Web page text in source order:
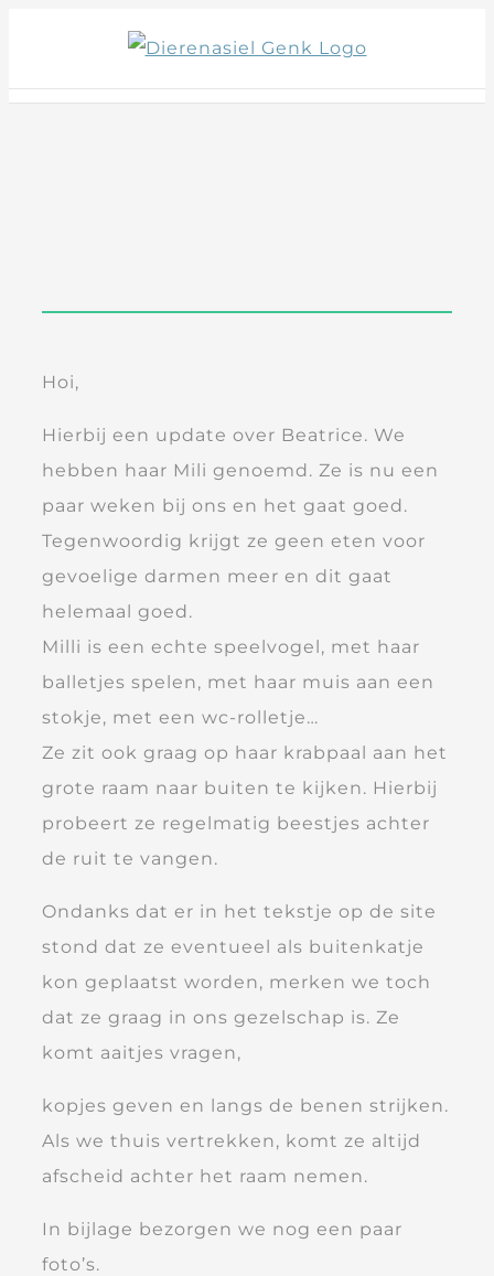
content
Hoi,
Hierbij een update over Beatrice. We
hebben haar Mili genoemd. Ze is nu een
paar weken bij ons en het gaat goed.
Tegenwoordig krijgt ze geen eten voor
gevoelige darmen meer en dit gaat
helemaal goed.
Milli is een echte speelvogel, met haar
balletjes spelen, met haar muis aan een
stokje, met een wc-rolletje…
Ze zit ook graag op haar krabpaal aan het
grote raam naar buiten te kijken. Hierbij
probeert ze regelmatig beestjes achter
de ruit te vangen.
Ondanks dat er in het tekstje op de site
stond dat ze eventueel als buitenkatje
kon geplaatst worden, merken we toch
dat ze graag in ons gezelschap is. Ze
komt aaitjes vragen,
kopjes geven en langs de benen strijken.
Als we thuis vertrekken, komt ze altijd
afscheid achter het raam nemen.
In bijlage bezorgen we nog een paar
foto’s.